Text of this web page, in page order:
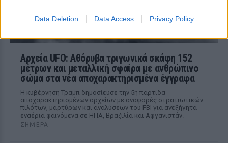
Data Deletion Data Access Privacy Policy
Αρχεία UFO: Αθόρυβα τριγωνικά σκάφη 152
μέτρων και μεταλλική σφαίρα με ανθρώπινο
σώμα στα νέα αποχαρακτηρισμένα έγγραφα
Η κυβέρνηση Τραμπ δημοσίευσε την 5η παρτίδα
αποχαρακτηρισμένων αρχείων με αναφορές στρατιωτικών
πιλότων, μαρτύρων και αναλύσεων του FBI για ανεξήγητα
εναέρια φαινόμενα σε ΗΠΑ, Βραζιλία και Αφγανιστάν.
ΣΉΜΕΡΑ